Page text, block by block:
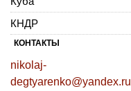
КНДР
КОНТАКТЫ
nikolaj-
degtyarenko@yandex.ru